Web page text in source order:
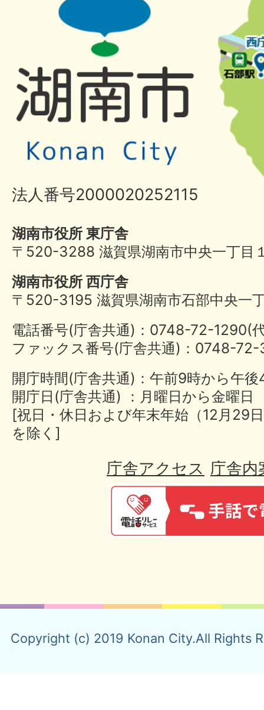
法人番号2000020252115
湖南市役所 東庁舎
〒520-3288 滋賀県湖南市中央一丁目
湖南市役所 西庁舎
〒520-3195 滋賀県湖南市石部中央一
電話番号(庁舎共通)：0748-72-
ファックス番号(庁舎共通)：0748-
開庁時間(庁舎共通)：午前9時から午
開庁日(庁舎共通) ：月曜日から金曜日
[祝日・休日および年末年始（12月29
を除く]
庁舎アクセス 庁舎内
Copyright (c) 2019 Konan City.All Rights